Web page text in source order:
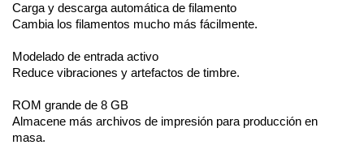
Carga y descarga automática de filamento
Cambia los filamentos mucho más fácilmente.
Modelado de entrada activo
Reduce vibraciones y artefactos de timbre.
ROM grande de 8 GB
Almacene más archivos de impresión para producción en
masa.